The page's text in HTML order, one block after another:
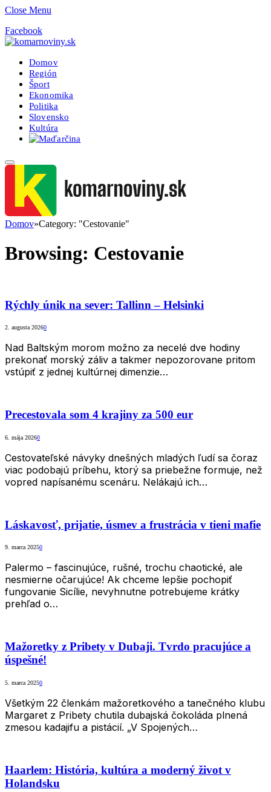
Close Menu
Facebook
Domov
Región
Šport
Ekonomika
Politika
Slovensko
Kultúra
Domov»Category: "Cestovanie"
Browsing: Cestovanie
Rýchly únik na sever: Tallinn – Helsinki
2. augusta 20260
Nad Baltským morom možno za necelé dve hodiny
prekonať morský záliv a takmer nepozorovane pritom
vstúpiť z jednej kultúrnej dimenzie…
Precestovala som 4 krajiny za 500 eur
6. mája 20260
Cestovateľské návyky dnešných mladých ľudí sa čoraz
viac podobajú príbehu, ktorý sa priebežne formuje, než
vopred napísanému scenáru. Nelákajú ich…
Láskavosť, prijatie, úsmev a frustrácia v tieni mafie
9. marca 20250
Palermo – fascinujúce, rušné, trochu chaotické, ale
nesmierne očarujúce! Ak chceme lepšie pochopiť
fungovanie Sicílie, nevyhnutne potrebujeme krátky
prehľad o…
Mažoretky z Pribety v Dubaji. Tvrdo pracujúce a
úspešné!
5. marca 20250
Všetkým 22 členkám mažoretkového a tanečného klubu
Margaret z Pribety chutila dubajská čokoláda plnená
zmesou kadajifu a pistácií. „V Spojených…
Haarlem: História, kultúra a moderný život v
Holandsku